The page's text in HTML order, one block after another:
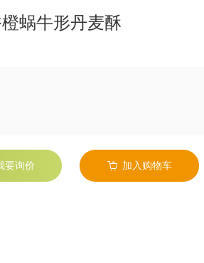
蜗牛形丹麦酥
要询价 加入购物车